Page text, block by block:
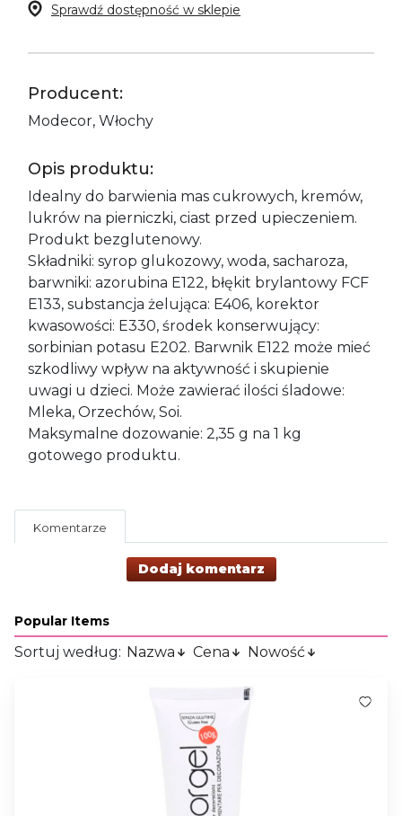
Sprawdź dostępność w sklepie
Producent:
Modecor, Włochy
Opis produktu:
Idealny do barwienia mas cukrowych, kremów,
lukrów na pierniczki, ciast przed upieczeniem.
Produkt bezglutenowy.
Składniki: syrop glukozowy, woda, sacharoza,
barwniki: azorubina E122, błękit brylantowy FCF
E133, substancja żelująca: E406, korektor
kwasowości: E330, środek konserwujący:
sorbinian potasu E202. Barwnik E122 może mieć
szkodliwy wpływ na aktywność i skupienie
uwagi u dzieci. Może zawierać ilości śladowe:
Mleka, Orzechów, Soi.
Maksymalne dozowanie: 2,35 g na 1 kg
gotowego produktu.
Komentarze
Dodaj komentarz
Popular Items
Sortuj według: Nazwa Cena Nowość